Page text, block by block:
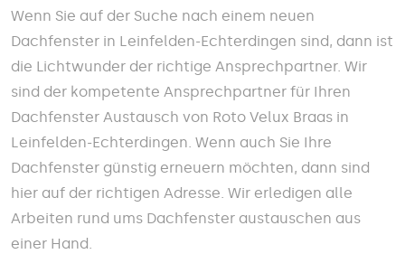
Wenn Sie auf der Suche nach einem neuen
Dachfenster in Leinfelden-Echterdingen sind, dann ist
die Lichtwunder der richtige Ansprechpartner. Wir
sind der kompetente Ansprechpartner für Ihren
Dachfenster Austausch von Roto Velux Braas in
Leinfelden-Echterdingen. Wenn auch Sie Ihre
Dachfenster günstig erneuern möchten, dann sind
hier auf der richtigen Adresse. Wir erledigen alle
Arbeiten rund ums Dachfenster austauschen aus
einer Hand.